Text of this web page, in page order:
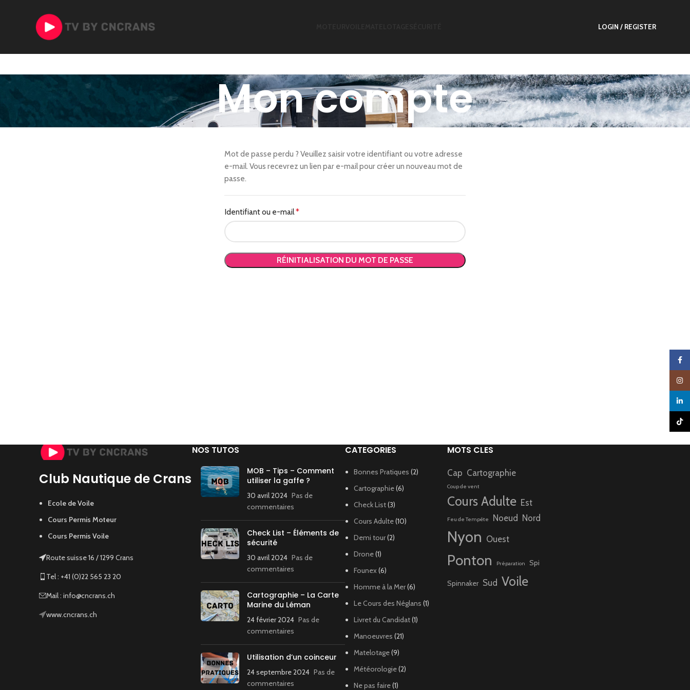
LOGIN / REGISTER
Mon compte
Mot de passe perdu ? Veuillez saisir votre identifiant ou votre adresse
e-mail. Vous recevrez un lien par e-mail pour créer un nouveau mot de
passe.
Identifiant ou e-mail*
RÉINITIALISATION DU MOT DE PASSE
Club Nautique de Crans
Ecole de Voile
Cours Permis Moteur
Cours Permis Voile
Route suisse 16 / 1299 Crans
Tel : +41 (0)22 565 23 20
Mail : info@cncrans.ch
www.cncrans.ch
NOS TUTOS
MOB – Tips – Comment
utiliser la gaffe ?
30 avril 2024 Pas de
commentaires
Check List – Éléments de
sécurité
30 avril 2024 Pas de
commentaires
Cartographie – La Carte
Marine du Léman
24 février 2024 Pas de
commentaires
Utilisation d’un coinceur
24 septembre 2024 Pas de
commentaires
CATEGORIES
Bonnes Pratiques (2)
Cartographie(6)
Check List(3)
Cours Adulte(10)
Demi tour(2)
Drone(1)
Founex(6)
Homme à la Mer(6)
Le Cours des Néglans (1)
Livret du Candidat(1)
Manoeuvres (21)
Matelotage(9)
Météorologie(2)
Ne pas faire(1)
MOTS CLES
Cap Cartographie
Coup de vent
Cours Adulte Est
Feu de Tempête Noeud Nord
Nyon Ouest
Ponton Préparation Spi
Spinnaker Sud Voile